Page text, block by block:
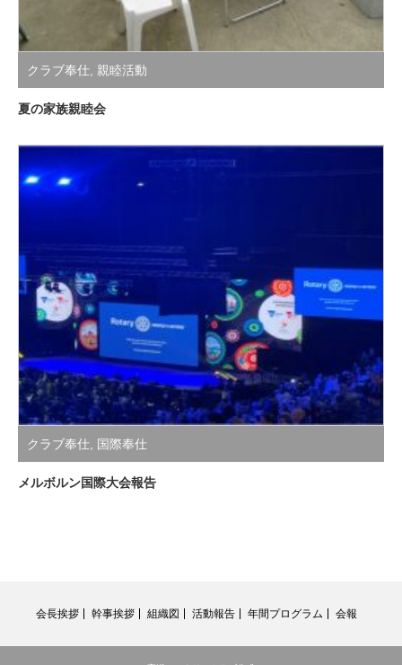
クラブ奉仕 親睦活動
夏の家族親睦会
クラブ奉仕 国際奉仕
メルボルン国際大会報告
会長挨拶 幹事挨拶 組織図 活動報告 年間プログラム 会報